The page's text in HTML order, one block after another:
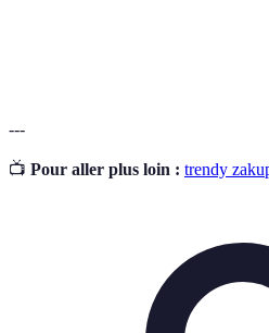
---
📺 Pour aller plus loin : trendy